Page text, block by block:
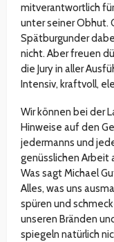
mitverantwortlich
unter seiner Obhut.
Spätburgunder
nicht. Aber freuen
die Jury in aller
Intensiv, kraftvoll,
Wir können bei der
Hinweise auf den
jedermanns und
genüsslichen Arbeit
Was sagt Michael
Alles, was uns
spüren und
unseren Bränden
spiegeln natürlich